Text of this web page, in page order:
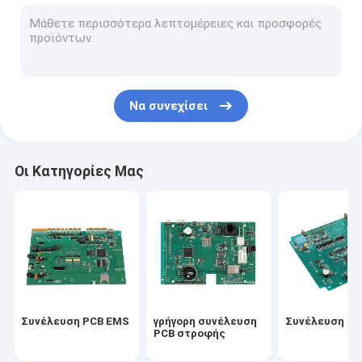
ΠΟΛΥΣΤΡΩΜΑΤΙΚΟ PCBS
Εύκαμπτο PCBs
ιατρικό pcba
Βιομηχανική συνέλευση PCB
Να συνεχίσει
Οι Κατηγορίες Μας
Συνέλευση PCB EMS
γρήγορη συνέλευση
PCB στροφής
Συνέλευση